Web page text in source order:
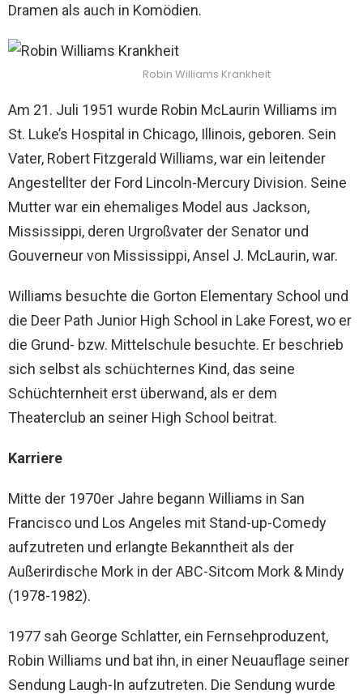
Dramen als auch in Komödien.
Robin Williams Krankheit
Am 21. Juli 1951 wurde Robin McLaurin Williams im
St. Luke’s Hospital in Chicago, Illinois, geboren. Sein
Vater, Robert Fitzgerald Williams, war ein leitender
Angestellter der Ford Lincoln-Mercury Division. Seine
Mutter war ein ehemaliges Model aus Jackson,
Mississippi, deren Urgroßvater der Senator und
Gouverneur von Mississippi, Ansel J. McLaurin, war.
Williams besuchte die Gorton Elementary School und
die Deer Path Junior High School in Lake Forest, wo er
die Grund- bzw. Mittelschule besuchte. Er beschrieb
sich selbst als schüchternes Kind, das seine
Schüchternheit erst überwand, als er dem
Theaterclub an seiner High School beitrat.
Karriere
Mitte der 1970er Jahre begann Williams in San
Francisco und Los Angeles mit Stand-up-Comedy
aufzutreten und erlangte Bekanntheit als der
Außerirdische Mork in der ABC-Sitcom Mork & Mindy
(1978-1982).
1977 sah George Schlatter, ein Fernsehproduzent,
Robin Williams und bat ihn, in einer Neuauflage seiner
Sendung Laugh-In aufzutreten. Die Sendung wurde